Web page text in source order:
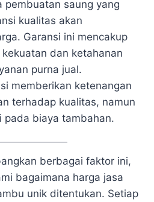
pembuatan saung yang
kualitas akan
Garansi ini mencakup
dan ketahanan
purna jual.
memberikan ketenangan
terhadap kualitas, namun
pada biaya tambahan.
berbagai faktor ini,
bagaimana harga jasa
unik ditentukan. Setiap